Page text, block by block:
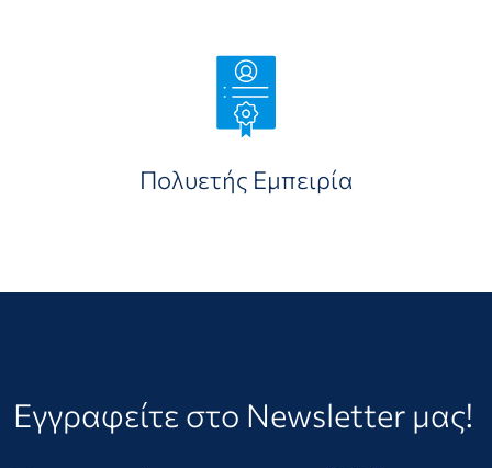
Πολυετής Εμπειρία
Εγγραφείτε στο Newsletter μας!